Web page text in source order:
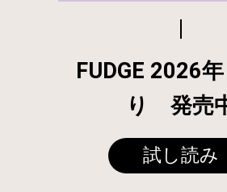
FUDGE 2026
り 発売
試し読み